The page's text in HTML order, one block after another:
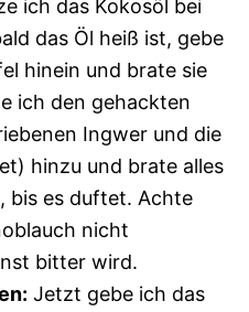
ich das Kokosöl bei
das Öl heiß ist, gebe
hinein und brate sie
ich den gehackten
Ingwer und die
hinzu und brate alles
bis es duftet. Achte
nicht
bitter wird.
Jetzt gebe ich das